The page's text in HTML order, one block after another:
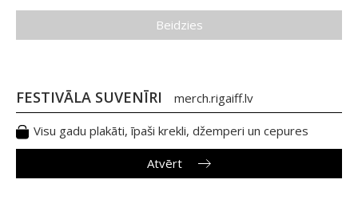
Beidzies
FESTIVĀLA SUVENĪRI merch.rigaiff.lv
Visu gadu plakāti, īpaši krekli, džemperi un cepures
Atvērt